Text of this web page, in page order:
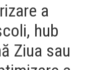
a
hub
Ziua sau